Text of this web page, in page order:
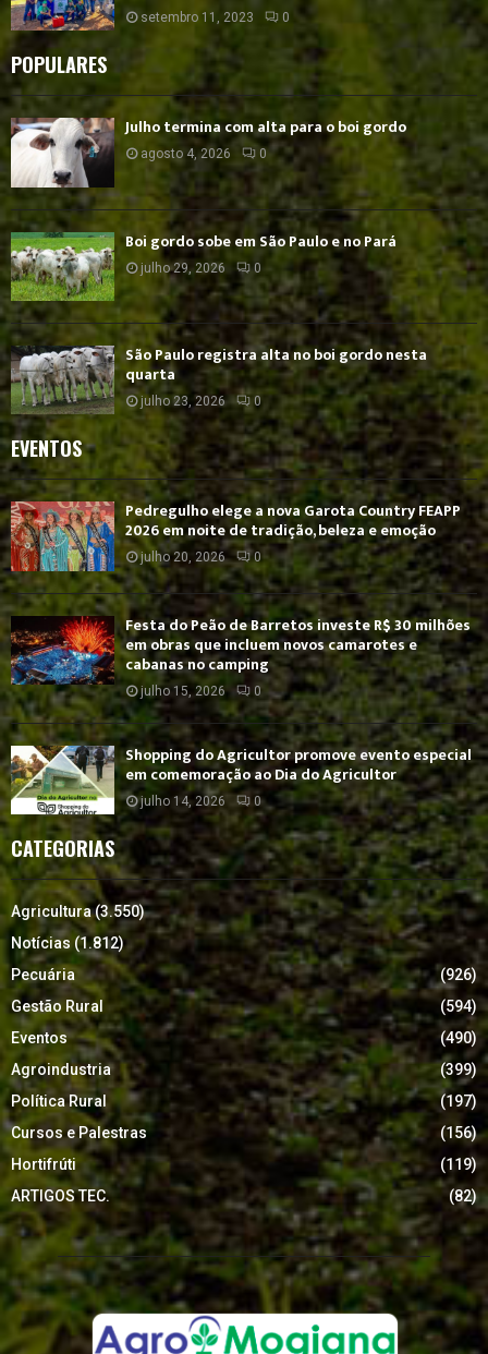
setembro 11, 2023 0
POPULARES
Julho termina com alta para o boi gordo
agosto 4, 2026 0
Boi gordo sobe em São Paulo e no Pará
julho 29, 2026 0
São Paulo registra alta no boi gordo nesta
quarta
julho 23, 2026 0
EVENTOS
Pedregulho elege a nova Garota Country FEAPP
2026 em noite de tradição, beleza e emoção
julho 20, 2026 0
Festa do Peão de Barretos investe R$ 30 milhões
em obras que incluem novos camarotes e
cabanas no camping
julho 15, 2026 0
Shopping do Agricultor promove evento especial
em comemoração ao Dia do Agricultor
julho 14, 2026 0
CATEGORIAS
Agricultura(3.550)
Notícias (1.812)
Pecuária
(926)
Gestão Rural
(594)
Eventos
(490)
Agroindustria
(399)
Política Rural
(197)
Cursos e Palestras
(156)
Hortifrúti
(119)
ARTIGOS TEC.
(82)